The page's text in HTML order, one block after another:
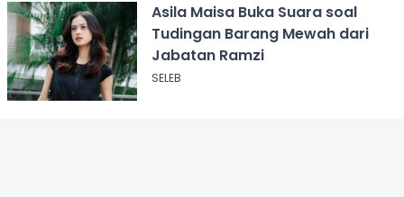
Asila Maisa Buka Suara soal
Tudingan Barang Mewah dari
Jabatan Ramzi
SELEB